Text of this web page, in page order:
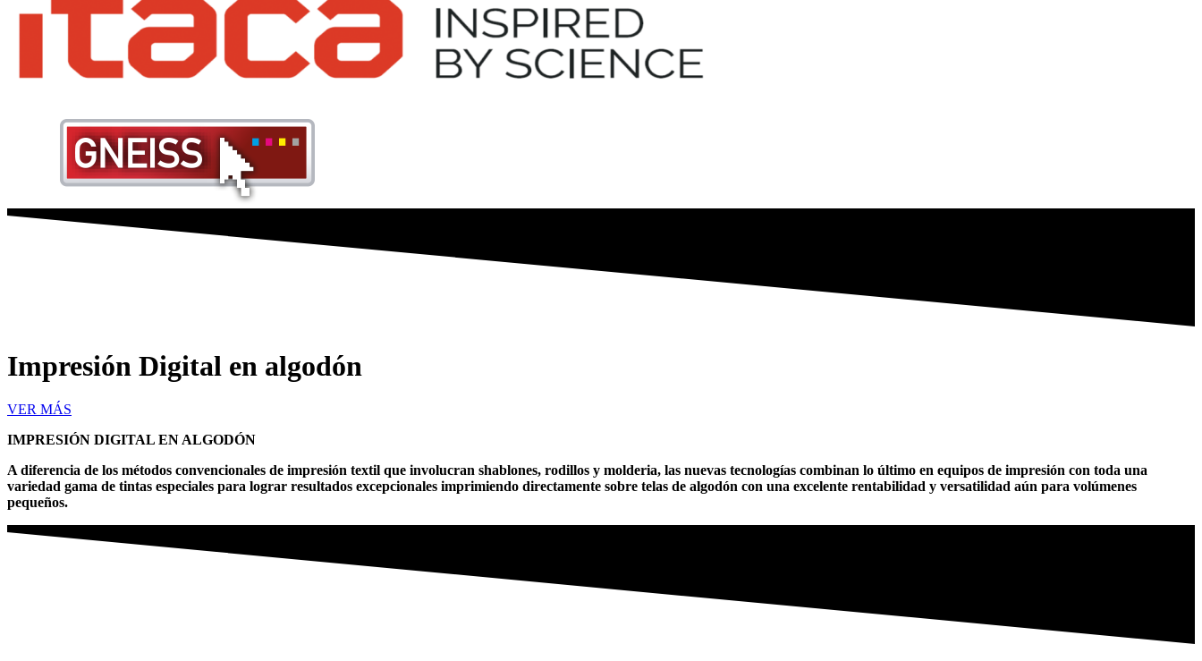
Impresión Digital en algodón
VER MÁS
IMPRESIÓN DIGITAL EN ALGODÓN
A diferencia de los métodos convencionales de impresión textil que involucran shablones, rodillos y molderia, las nuevas tecnologías combinan lo último en equipos de impresión con toda una
variedad gama de tintas especiales para lograr resultados excepcionales imprimiendo directamente sobre telas de algodón con una excelente rentabilidad y versatilidad aún para volúmenes
pequeños.